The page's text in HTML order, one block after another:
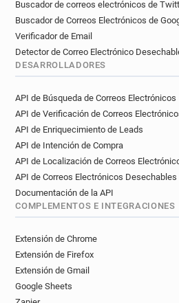
Buscador de correos electrónicos de
Buscador de Correos Electrónicos de
Verificador de Email
Detector de Correo Electrónico
DESARROLLADORES
API de Búsqueda de Correos Electrónicos
API de Verificación de Correos
API de Enriquecimiento de Leads
API de Intención de Compra
API de Localización de Correos
API de Correos Electrónicos Desechables
Documentación de la API
COMPLEMENTOS E INTEGRACIONES
Extensión de Chrome
Extensión de Firefox
Extensión de Gmail
Google Sheets